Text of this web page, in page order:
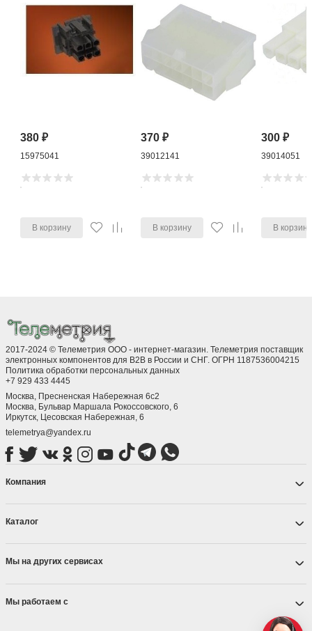
380₽
15975041
В корзину
370₽
39012141
В корзину
300₽
39014051
В корзину
2017-2024 © Телеметрия ООО - интернет-магазин. Телеметрия поставщик
электронных компонентов для B2B в России и СНГ. ОГРН 1187536004215
Политика обработки персональных данных
+7 929 433 4445
Москва, Пресненская Набережная 6с2
Москва, ​Бульвар Маршала Рокоссовского, 6
Иркутск, ​Цесовская Набережная, 6
telemetrya@yandex.ru
Компания
Каталог
Мы на других сервисах
Мы работаем с